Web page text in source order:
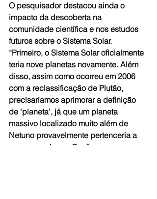
O pesquisador destacou ainda o
impacto da descoberta na
comunidade científica e nos estudos
futuros sobre o Sistema Solar.
“Primeiro, o Sistema Solar oficialmente
teria nove planetas novamente. Além
disso, assim como ocorreu em 2006
com a reclassificação de Plutão,
precisaríamos aprimorar a definição
de ‘planeta’, já que um planeta
massivo localizado muito além de
Netuno provavelmente pertenceria a
uma nova classe. Por fim, nossas